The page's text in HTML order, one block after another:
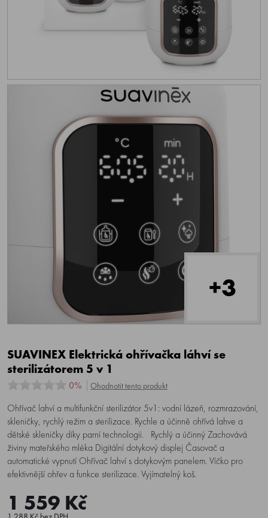
+3
SUAVINEX Elektrická ohřívačka láhví se
sterilizátorem 5 v 1
0% Ohodnotit tento produkt
Ohřívač lahví a multifunkční sterilizátor 5v1: vodní lázeň, rozmrazování,
skleničky, rychlý režim a sterilizace. Rychle a účinně ohřívá lahve a
dětské skleničky díky parní technologii. Rychlý a účinný Zachovává
živiny mateřského mléka Digitální dotykový displej Časovač a
automatické vypnutí Ohřívač lahví s dotykovým panelem. Víčko pro
efektivnější ohřev a funkce sterilizace. Vyjímatelný koš.
1 559 Kč